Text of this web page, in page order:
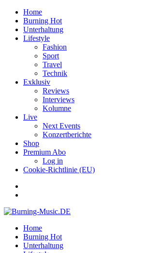
Home
Burning Hot
Unterhaltung
Lifestyle
Fashion
Sport
Travel
Technik
Exklusiv
Reviews
Interviews
Kolumne
Live
Next Events
Konzertberichte
Shop
Premium Abo
Log in
Cookie-Richtlinie (EU)
Home
Burning Hot
Unterhaltung